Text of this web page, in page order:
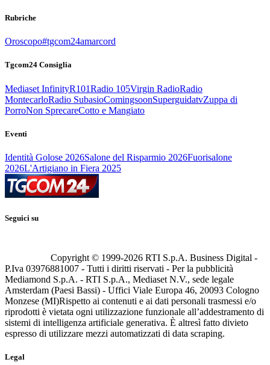
Rubriche
Oroscopo#tgcom24amarcord
Tgcom24 Consiglia
Mediaset InfinityR101Radio 105Virgin RadioRadio
MontecarloRadio SubasioComingsoonSuperguidatvZuppa di
PorroNon SprecareCotto e Mangiato
Eventi
Identità Golose 2026Salone del Risparmio 2026Fuorisalone
2026L'Artigiano in Fiera 2025
Seguici su
Copyright © 1999-2026 RTI S.p.A. Business Digital -
P.Iva 03976881007 - Tutti i diritti riservati - Per la pubblicità
Mediamond S.p.A. - RTI S.p.A., Mediaset N.V., sede legale
Amsterdam (Paesi Bassi) - Uffici Viale Europa 46, 20093 Cologno
Monzese (MI)Rispetto ai contenuti e ai dati personali trasmessi e/o
riprodotti è vietata ogni utilizzazione funzionale all’addestramento di
sistemi di intelligenza artificiale generativa. È altresì fatto divieto
espresso di utilizzare mezzi automatizzati di data scraping.
Legal